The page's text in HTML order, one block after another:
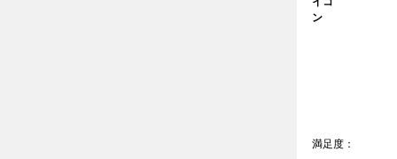
満足度：